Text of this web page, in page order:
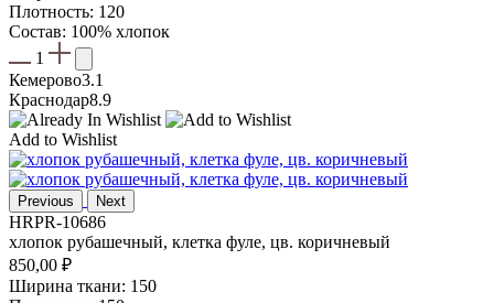
составляла
630,00 ₽.
Плотность: 120
Состав: 100% хлопок
1
Кемерово3.1
Краснодар8.9
Add to Wishlist
Previous Next
HRPR-10686
хлопок рубашечный, клетка фуле, цв. коричневый
850,00 ₽
Ширина ткани: 150